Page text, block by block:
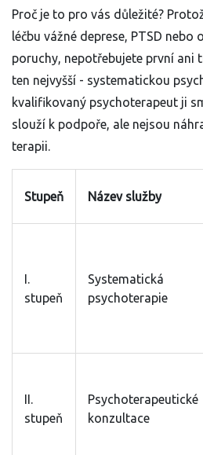
Proč je to pro vás důležité?
léčbu vážné deprese, PTSD
poruchy, nepotřebujete první ani
ten nejvyšší - systematickou
kvalifikovaný psychoterapeut ji
slouží k podpoře, ale nejsou
terapii.
Stupeň Název služby
I.
stupeň
Systematická
psychoterapie
II.
stupeň
Psychoterapeutické
konzultace